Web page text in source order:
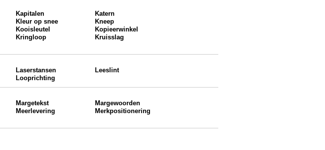
Kapitalen
Katern
Kleur op snee
Kneep
Kooisleutel
Kopieerwinkel
Kringloop
Kruisslag
Laserstansen
Leeslint
Looprichting
Margetekst
Margewoorden
Meerlevering
Merkpositionering